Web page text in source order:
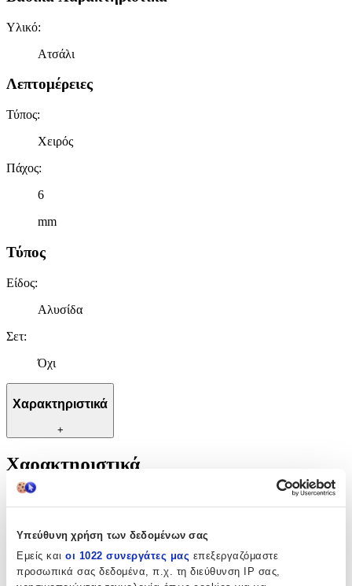
Υπεύθυνη χρήση των δεδομένων σας
Εμείς και οι 1022 συνεργάτες μας επεξεργαζόμαστε
προσωπικά σας δεδομένα, π.χ. τη διεύθυνση IP σας,
Υλικό:
Ατσάλι
Λεπτομέρειες
Τύπος:
Χειρός
Πάχος:
6
mm
Τύπος
Είδος:
Αλυσίδα
Σετ:
Όχι
Χαρακτηριστικά
+
Χαρακτηριστικά
Κατασκευαστής
Βασικά Χαρακτηριστικά